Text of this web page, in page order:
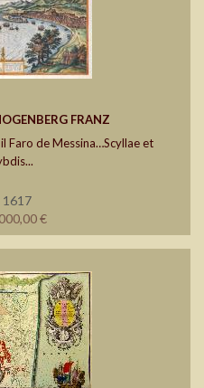
FRANZ
Faro de Messina…Scyllae et
€